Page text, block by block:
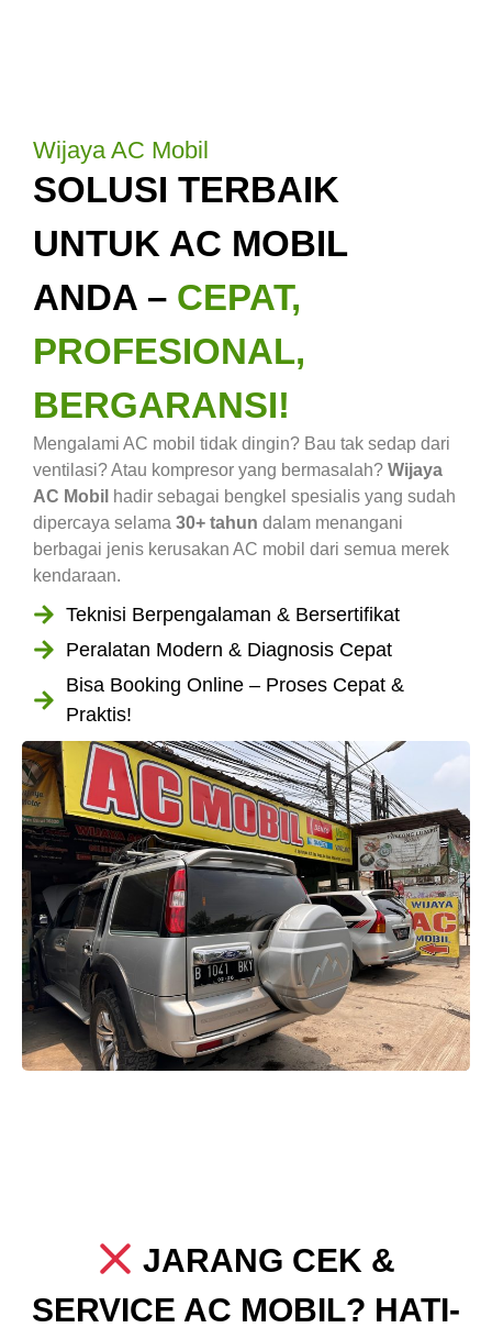
Wijaya AC Mobil
SOLUSI TERBAIK
UNTUK AC MOBIL
ANDA – CEPAT,
PROFESIONAL,
BERGARANSI!
Mengalami AC mobil tidak dingin? Bau tak sedap dari
ventilasi? Atau kompresor yang bermasalah? Wijaya
AC Mobil hadir sebagai bengkel spesialis yang sudah
dipercaya selama 30+ tahun dalam menangani
berbagai jenis kerusakan AC mobil dari semua merek
kendaraan.
Teknisi Berpengalaman & Bersertifikat
Peralatan Modern & Diagnosis Cepat
Bisa Booking Online – Proses Cepat &
Praktis!
JARANG CEK &
SERVICE AC MOBIL? HATI-